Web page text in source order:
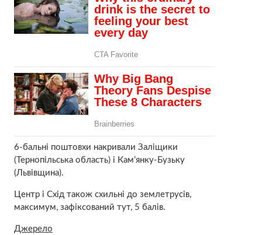
6-бальні поштовхи накривали Заліщики
(Тернопільська область) і Кам’янку-Бузьку
(Львівщина).
Центр і Схід також схильні до землетрусів,
максимум, зафіксований тут, 5 балів.
Джерело